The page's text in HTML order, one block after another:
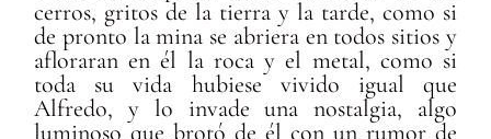
cerros, gritos de la tierra y la tarde, como si
de pronto la mina se abriera en todos sitios y
afloraran en él la roca y el metal, como si
toda su vida hubiese vivido igual que
Alfredo, y lo invade una nostalgia, algo
luminoso que brotó de él con un rumor de